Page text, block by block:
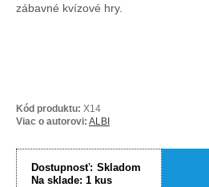
zábavné kvízové hry.
Kód produktu: X14
Viac o autorovi: ALBI
Dostupnosť: Skladom
Na sklade: 1 kus